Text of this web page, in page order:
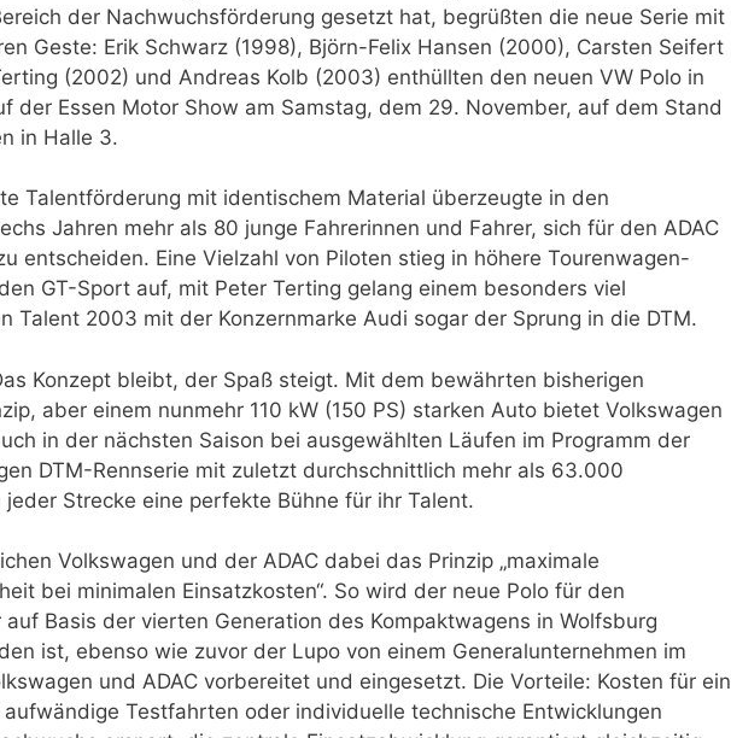
der Nachwuchsförderung gesetzt hat, begrüßten die neue Serie mit
Geste: Erik Schwarz (1998), Björn-Felix Hansen (2000), Carsten Seifert
(2002) und Andreas Kolb (2003) enthüllten den neuen VW Polo in
der Essen Motor Show am Samstag, dem 29. November, auf dem Stand
in Halle 3.
Talentförderung mit identischem Material überzeugte in den
Jahren mehr als 80 junge Fahrerinnen und Fahrer, sich für den ADAC
entscheiden. Eine Vielzahl von Piloten stieg in höhere Tourenwagen-
GT-Sport auf, mit Peter Terting gelang einem besonders viel
Talent 2003 mit der Konzernmarke Audi sogar der Sprung in die DTM.
Konzept bleibt, der Spaß steigt. Mit dem bewährten bisherigen
aber einem nunmehr 110 kW (150 PS) starken Auto bietet Volkswagen
in der nächsten Saison bei ausgewählten Läufen im Programm der
DTM-Rennserie mit zuletzt durchschnittlich mehr als 63.000
jeder Strecke eine perfekte Bühne für ihr Talent.
Volkswagen und der ADAC dabei das Prinzip „maximale
bei minimalen Einsatzkosten“. So wird der neue Polo für den
auf Basis der vierten Generation des Kompaktwagens in Wolfsburg
ist, ebenso wie zuvor der Lupo von einem Generalunternehmen im
und ADAC vorbereitet und eingesetzt. Die Vorteile: Kosten für ein
aufwändige Testfahrten oder individuelle technische Entwicklungen